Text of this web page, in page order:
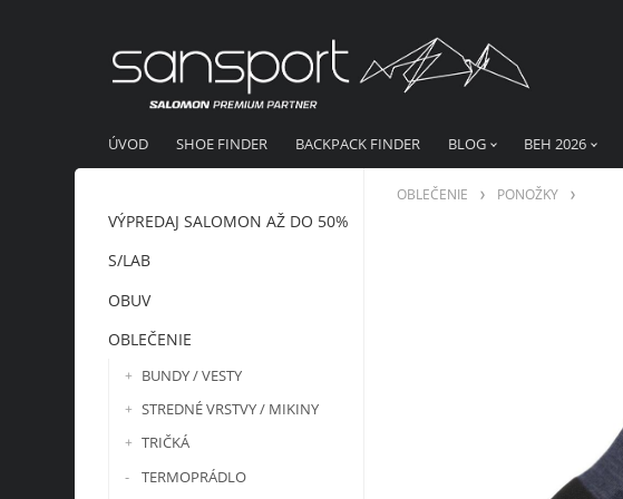
ÚVOD SHOE FINDER BACKPACK FINDER BLOG BEH 2026
VÝPREDAJ SALOMON AŽ DO 50%
S/LAB
OBUV
OBLEČENIE
BUNDY / VESTY
STREDNÉ VRSTVY / MIKINY
TRIČKÁ
TERMOPRÁDLO
OBLEČENIE PONOŽKY